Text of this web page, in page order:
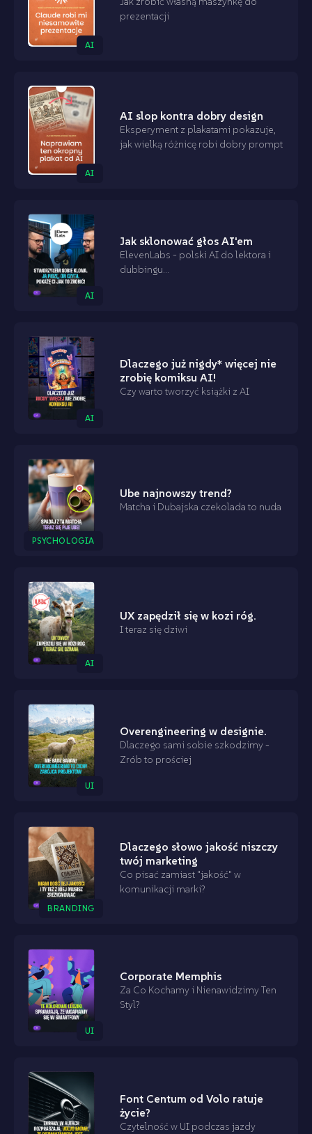
AI
prezentacji
AI
AI slop kontra dobry design
Eksperyment z plakatami pokazuje,
jak wielką różnicę robi dobry prompt
AI
Jak sklonować głos AI'em
ElevenLabs - polski AI do lektora i
dubbingu...
AI
Dlaczego już nigdy* więcej nie
zrobię komiksu AI!
Czy warto tworzyć książki z AI
PSYCHOLOGIA
Ube najnowszy trend?
Matcha i Dubajska czekolada to nuda
AI
UX zapędził się w kozi róg.
I teraz się dziwi
UI
Overengineering w designie.
Dlaczego sami sobie szkodzimy -
Zrób to prościej
BRANDING
Dlaczego słowo jakość niszczy
twój marketing
Co pisać zamiast "jakość" w
komunikacji marki?
UI
Corporate Memphis
Za Co Kochamy i Nienawidzimy Ten
Styl?
Font Centum od Volo ratuje
życie?
Czytelność w UI podczas jazdy